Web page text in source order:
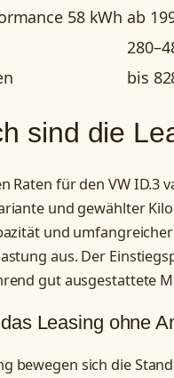
58 kWh ab
bis
sind die
Raten für den VW ID.3
und gewählter
und
aus. Der
gut ausgestattete
Leasing ohne
bewegen sich die